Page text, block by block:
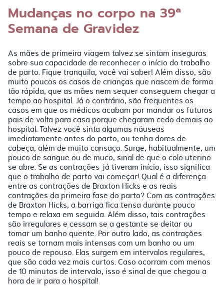
Mudanças no corpo na 39ª
Semana de Gravidez
As mães de primeira viagem talvez se sintam inseguras
sobre sua capacidade de reconhecer o início do trabalho
de parto. Fique tranquila, você vai saber! Além disso, são
muito poucos os casos de crianças que nascem de forma
tão rápida, que as mães nem sequer conseguem chegar a
tempo ao hospital. Já o contrário, são frequentes os
casos em que os médicos acabam por mandar os futuros
pais de volta para casa porque chegaram cedo demais ao
hospital. Talvez você sinta algumas náuseas
imediatamente antes do parto, ou tenha dores de
cabeça, além de muito cansaço. Surge, habitualmente, um
pouco de sangue ou de muco, sinal de que o colo uterino
se abre. Se as contrações já tiveram início, isso significa
que o trabalho de parto vai começar! Qual é a diferença
entre as contrações de Braxton Hicks e as reais
contrações da primeira fase do parto? Com as contrações
de Braxton Hicks, a barriga fica tensa durante pouco
tempo e relaxa em seguida. Além disso, tais contrações
são irregulares e cessam se a gestante se deitar ou
tomar um banho quente. Por outro lado, as contrações
reais se tornam mais intensas com um banho ou um
pouco de repouso. Elas surgem em intervalos regulares,
que são cada vez mais curtos. Caso ocorram com menos
de 10 minutos de intervalo, isso é sinal de que chegou a
hora de ir para o hospital!